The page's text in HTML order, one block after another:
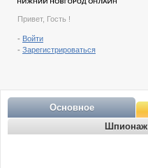
Привет, Гость !
- Войти
- Зарегистрироваться
Основное
Шпионаж